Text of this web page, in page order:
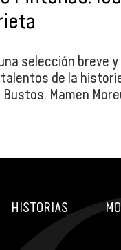
selección breve
de la
Mamen
HISTORIAS